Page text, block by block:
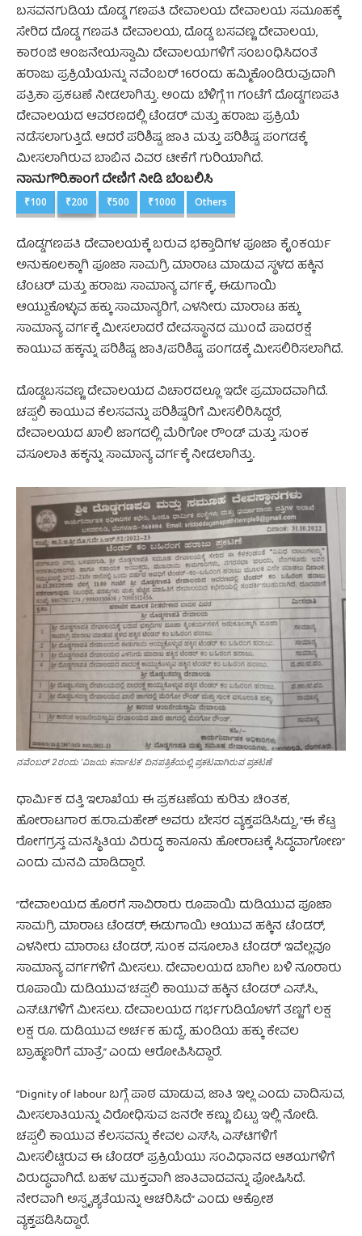
ಬಸವನಗುಡಿಯ ದೊಡ್ಡ ಗಣಪತಿ ದೇವಾಲಯ ದೇವಾಲಯ ಸಮೂಹಕ್ಕೆ
ಸೇರಿದ ದೊಡ್ಡ ಗಣಪತಿ ದೇವಾಲಯ, ದೊಡ್ಡ ಬಸವಣ್ಣ ದೇವಾಲಯ,
ಕಾರಂಜಿ ಆಂಜನೇಯಸ್ವಾಮಿ ದೇವಾಲಯಗಳಿಗೆ ಸಂಬಂಧಿಸಿದಂತೆ
ಹರಾಜು ಪ್ರಕ್ರಿಯೆಯನ್ನು ನವೆಂಬರ್‌ 16ರಂದು ಹಮ್ಮಿಕೊಂಡಿರುವುದಾಗಿ
ಪತ್ರಿಕಾ ಪ್ರಕಟಣೆ ನೀಡಲಾಗಿತ್ತು. ಅಂದು ಬೆಳಿಗ್ಗೆ 11 ಗಂಟೆಗೆ ದೊಡ್ಡಗಣಪತಿ
ದೇವಾಲಯದ ಆವರಣದಲ್ಲಿ ಟೆಂಡರ್‌ ಮತ್ತು ಹರಾಜು ಪ್ರಕ್ರಿಯೆ
ನಡೆಸಲಾಗುತ್ತಿದೆ. ಆದರೆ ಪರಿಶಿಷ್ಟ ಜಾತಿ ಮತ್ತು ಪರಿಶಿಷ್ಟ ಪಂಗಡಕ್ಕೆ
ಮೀಸಲಾಗಿರುವ ಬಾಬಿನ ವಿವರ ಟೀಕೆಗೆ ಗುರಿಯಾಗಿದೆ.
ನಾನುಗೌರಿ.ಕಾಂಗೆ ದೇಣಿಗೆ ನೀಡಿ ಬೆಂಬಲಿಸಿ
₹100 ₹200 ₹500 ₹1000 Others
ದೊಡ್ಡಗಣಪತಿ ದೇವಾಲಯಕ್ಕೆ ಬರುವ ಭಕ್ತಾದಿಗಳ ಪೂಜಾ ಕೈಂಕರ್ಯ
ಅನುಕೂಲಕ್ಕಾಗಿ ಪೂಜಾ ಸಾಮಗ್ರಿ ಮಾರಾಟ ಮಾಡುವ ಸ್ಥಳದ ಹಕ್ಕಿನ
ಟೆಂಟರ್‌ ಮತ್ತು ಹರಾಜು ಸಾಮಾನ್ಯ ವರ್ಗಕ್ಕೆ, ಈಡುಗಾಯಿ
ಆಯ್ದುಕೊಳ್ಳುವ ಹಕ್ಕು ಸಾಮಾನ್ಯರಿಗೆ, ಎಳನೀರು ಮಾರಾಟ ಹಕ್ಕು
ಸಾಮಾನ್ಯ ವರ್ಗಕ್ಕೆ ಮೀಸಲಾದರೆ ದೇವಸ್ಥಾನದ ಮುಂದೆ ಪಾದರಕ್ಷೆ
ಕಾಯುವ ಹಕ್ಕನ್ನು ಪರಿಶಿಷ್ಟ ಜಾತಿ/ಪರಿಶಿಷ್ಟ ಪಂಗಡಕ್ಕೆ ಮೀಸಲಿರಿಸಲಾಗಿದೆ.
ದೊಡ್ಡಬಸವಣ್ಣ ದೇವಾಲಯದ ವಿಚಾರದಲ್ಲೂ ಇದೇ ಪ್ರಮಾದವಾಗಿದೆ.
ಚಪ್ಪಲಿ ಕಾಯುವ ಕೆಲಸವನ್ನು ಪರಿಶಿಷ್ಟರಿಗೆ ಮೀಸಲಿರಿಸಿದ್ದರೆ,
ದೇವಾಲಯದ ಖಾಲಿ ಜಾಗದಲ್ಲಿ ಮೆರಿಗೋ ರೌಂಡ್‌ ಮತ್ತು ಸುಂಕ
ವಸೂಲಾತಿ ಹಕ್ಕನ್ನು ಸಾಮಾನ್ಯ ವರ್ಗಕ್ಕೆ ನೀಡಲಾಗಿತ್ತು.
ನವೆಂಬರ್‌ 2ರಂದು ‘ವಿಜಯ ಕರ್ನಾಟಕ’ ದಿನಪತ್ರಿಕೆಯಲ್ಲಿ ಪ್ರಕಟವಾಗಿರುವ ಪ್ರಕಟಣೆ
ಧಾರ್ಮಿಕ ದತ್ತಿ ಇಲಾಖೆಯ ಈ ಪ್ರಕಟಣೆಯ ಕುರಿತು ಚಿಂತಕ,
ಹೋರಾಟಗಾರ ಹ.ರಾ.ಮಹೇಶ್‌ ಅವರು ಬೇಸರ ವ್ಯಕ್ತಪಡಿಸಿದ್ದು, “ಈ ಕೆಟ್ಟ
ರೋಗಗ್ರಸ್ತ ಮನಸ್ಥಿತಿಯ ವಿರುದ್ಧ ಕಾನೂನು ಹೋರಾಟಕ್ಕೆ ಸಿದ್ಧವಾಗೋಣ”
ಎಂದು ಮನವಿ ಮಾಡಿದ್ದಾರೆ.
“ದೇವಾಲಯದ ಹೊರಗೆ ಸಾವಿರಾರು ರೂಪಾಯಿ ದುಡಿಯುವ ಪೂಜಾ
ಸಾಮಗ್ರಿ ಮಾರಾಟ ಟೆಂಡರ್, ಈಡುಗಾಯಿ ಆಯುವ ಹಕ್ಕಿನ ಟೆಂಡರ್,
ಎಳನೀರು ಮಾರಾಟ ಟೆಂಡರ್, ಸುಂಕ ವಸೂಲಾತಿ ಟೆಂಡರ್ ಇವೆಲ್ಲವೂ
ಸಾಮಾನ್ಯ ವರ್ಗಗಳಿಗೆ ಮೀಸಲು. ದೇವಾಲಯದ ಬಾಗಿಲ ಬಳಿ ನೂರಾರು
ರೂಪಾಯಿ ದುಡಿಯುವ ‘ಚಪ್ಪಲಿ‌ ಕಾಯುವ’ ಹಕ್ಕಿನ ಟೆಂಡರ್ ಎಸ್‌.ಸಿ.,
ಎಸ್‌.ಟಿ.ಗಳಿಗೆ ಮೀಸಲು‌‌. ದೇವಾಲಯದ ಗರ್ಭಗುಡಿಯೊಳಗೆ ತಣ್ಣಗೆ ಲಕ್ಷ
ಲಕ್ಷ ರೂ. ದುಡಿಯುವ ಅರ್ಚಕ ಹುದ್ದೆ, ಹುಂಡಿಯ ಹಕ್ಕು ಕೇವಲ
ಬ್ರಾಹ್ಮಣರಿಗೆ ಮಾತ್ರೆ” ಎಂದು ಆರೋಪಿಸಿದ್ದಾರೆ.
“Dignity of labour ಬಗ್ಗೆ ಪಾಠ ಮಾಡುವ, ಜಾತಿ ಇಲ್ಲ ಎಂದು ವಾದಿಸುವ,
ಮೀಸಲಾತಿಯನ್ನು ವಿರೋಧಿಸುವ ಜನರೇ ಕಣ್ಣು ಬಿಟ್ಟು ಇಲ್ಲಿ ನೋಡಿ.
ಚಪ್ಪಲಿ ಕಾಯುವ ಕೆಲಸವನ್ನು ಕೇವಲ ಎಸ್‌ಸಿ, ಎಸ್‌ಟಿಗಳಿಗೆ
ಮೀಸಲಿಟ್ಟಿರುವ ಈ ಟೆಂಡರ್ ಪ್ರಕ್ರಿಯೆಯು ಸಂವಿಧಾನದ ಆಶಯಗಳಿಗೆ
ವಿರುದ್ಧವಾಗಿದೆ. ಬಹಳ ಮುಕ್ತವಾಗಿ ಜಾತಿವಾದವನ್ನು ಪೋಷಿಸಿದೆ.
ನೇರವಾಗಿ ಅಸ್ಪೃಶ್ಯತೆಯನ್ನು ಆಚರಿಸಿದೆ” ಎಂದು ಆಕ್ರೋಶ
ವ್ಯಕ್ತಪಡಿಸಿದ್ದಾರೆ.